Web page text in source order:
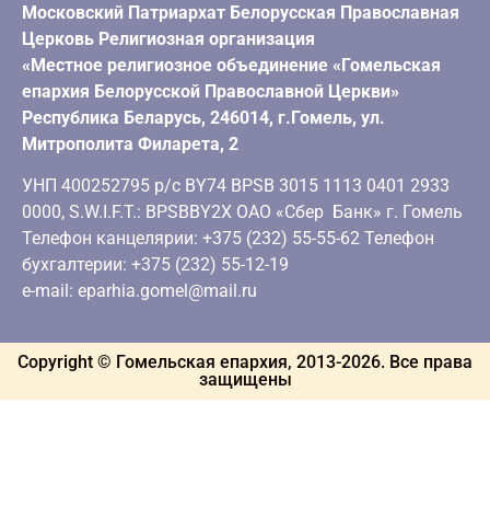
Московский Патриархат Белорусская Православная
Церковь Религиозная организация
«Местное религиозное объединение «Гомельская
епархия Белорусской Православной Церкви»
Республика Беларусь, 246014, г.Гомель, ул.
Митрополита Филарета, 2
УНП 400252795 р/с BY74 BPSB 3015 1113 0401 2933
0000, S.W.I.F.T.: BPSBBY2X ОАО «Сбер Банк» г. Гомель
Телефон канцелярии: +375 (232) 55-55-62 Телефон
бухгалтерии: +375 (232) 55-12-19
e-mail: eparhia.gomel@mail.ru
Copyright © Гомельская епархия, 2013-2026. Все права
защищены